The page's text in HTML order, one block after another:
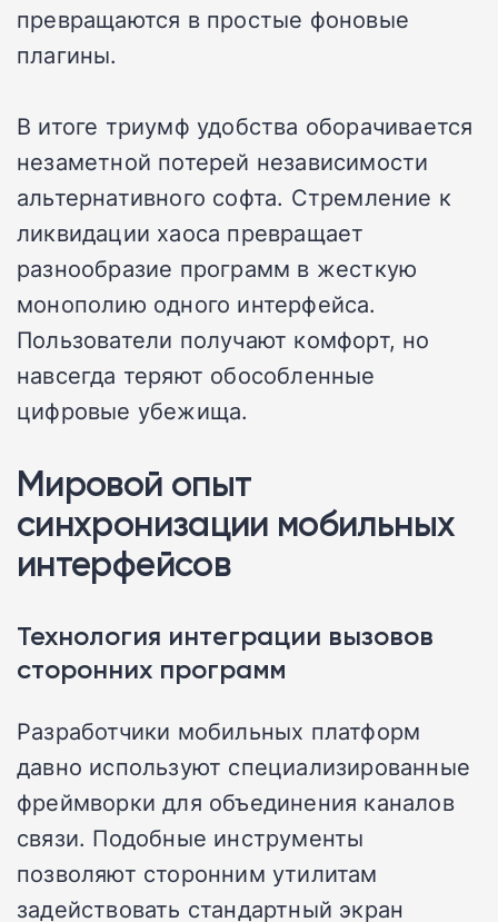
превращаются в простые фоновые
плагины.
В итоге триумф удобства оборачивается
незаметной потерей независимости
альтернативного софта. Стремление к
ликвидации хаоса превращает
разнообразие программ в жесткую
монополию одного интерфейса.
Пользователи получают комфорт, но
навсегда теряют обособленные
цифровые убежища.
Мировой опыт
синхронизации мобильных
интерфейсов
Технология интеграции вызовов
сторонних программ
Разработчики мобильных платформ
давно используют специализированные
фреймворки для объединения каналов
связи. Подобные инструменты
позволяют сторонним утилитам
задействовать стандартный экран